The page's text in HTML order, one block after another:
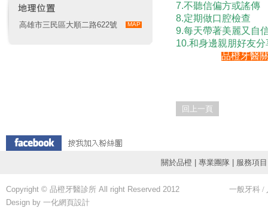
MAP
高雄市三民區大順二路622號
7.不聽信偏方或謠傳
8.定期做口腔檢查
9.每天帶著美麗又自
10.和身邊親朋好友
品橙牙醫
回上一頁
關於品橙 專業團隊| 服務項目
Copyright © 品橙牙醫診所 All right Reserved 2012
Design by 一化網頁設計
一般牙科 /